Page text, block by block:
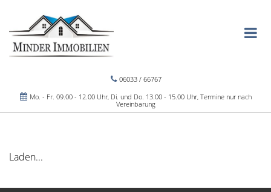
06033 / 66767
Mo. - Fr. 09.00 - 12.00 Uhr, Di. und Do. 13.00 - 15.00 Uhr, Termine nur nach
Vereinbarung
Laden...